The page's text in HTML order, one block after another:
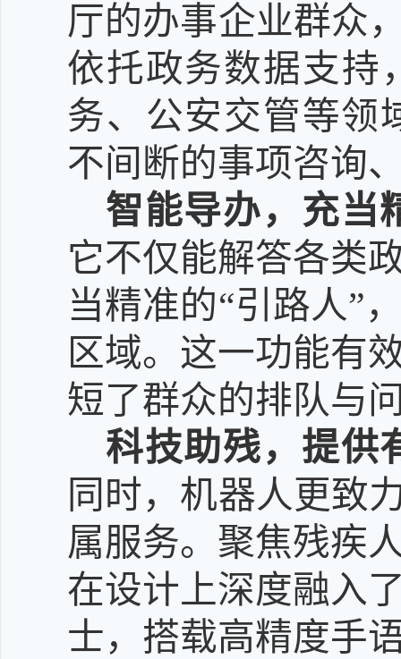
厅的办事企业群众
依托政务数据支持
务、公安交管等领
不间断的事项咨询
智能导办，充当
它不仅能解答各类
当精准的“引路人”
区域。这一功能有
短了群众的排队与
科技助残，提供
同时，机器人更致
属服务。聚焦残疾
在设计上深度融入
士，搭载高精度手